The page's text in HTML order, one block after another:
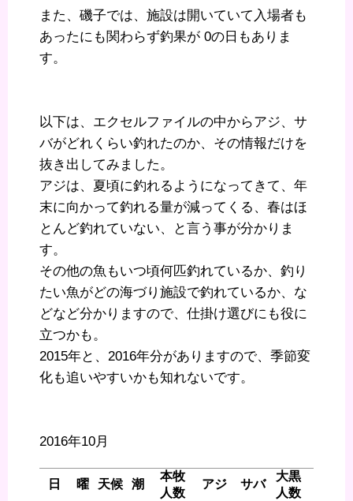
また、磯子では、施設は開いていて入場者も
あったにも関わらず釣果が 0の日もありま
す。
以下は、エクセルファイルの中からアジ、サ
バがどれくらい釣れたのか、その情報だけを
抜き出してみました。
アジは、夏頃に釣れるようになってきて、年
末に向かって釣れる量が減ってくる、春はほ
とんど釣れていない、と言う事が分かりま
す。
その他の魚もいつ頃何匹釣れているか、釣り
たい魚がどの海づり施設で釣れているか、な
どなど分かりますので、仕掛け選びにも役に
立つかも。
2015年と、2016年分がありますので、季節変
化も追いやすいかも知れないです。
2016年10月
日 曜 天候 潮
本牧
人数
アジ サバ
大黒
人数